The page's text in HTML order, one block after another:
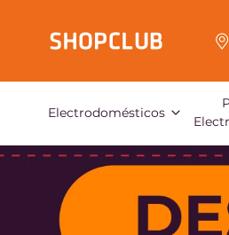
Electrodomésticos